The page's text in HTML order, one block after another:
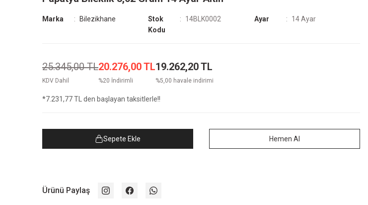
Marka Bilezikhane
Stok
Kodu
14BLK0002 Ayar 14 Ayar
25.345,00 TL
KDV Dahil
20.276,00 TL
%20 İndirimli
19.262,20 TL
%5,00 havale indirimi
*7.231,77 TL den başlayan taksitlerle!!
Sepete Ekle Hemen Al
Ürünü Paylaş